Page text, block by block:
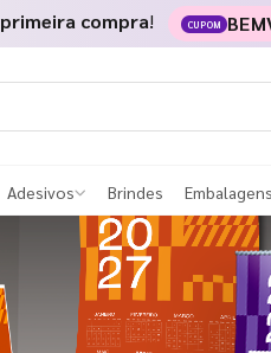
primeira compra! CUPOM
Adesivos Brindes